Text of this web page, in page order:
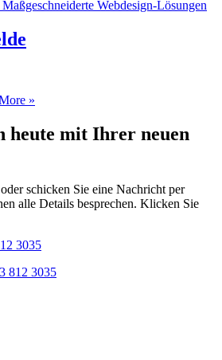
»
heute mit Ihrer neuen
schicken Sie eine Nachricht per
alle Details besprechen. Klicken Sie
3035
812 3035